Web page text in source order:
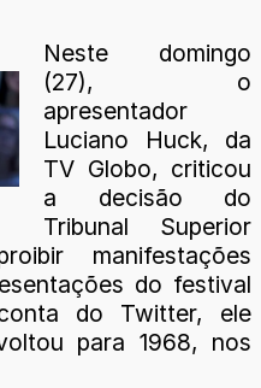
Neste domingo
(27), o
apresentador
Luciano Huck, da
TV Globo, criticou
a decisão do
Tribunal Superior
manifestações
do festival
do Twitter, ele
para 1968, nos